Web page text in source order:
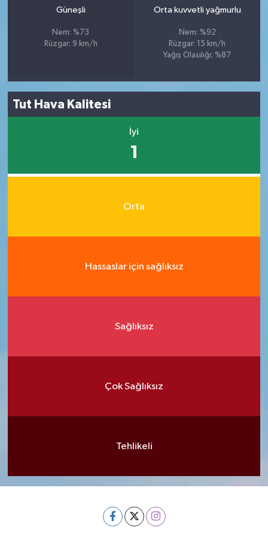
Güneşli
Nem: %73
Rüzgar: 9 km/h
Orta kuvvetli yağmurlu
Nem: %92
Rüzgar: 15 km/h
Yağış Olasılığı: %87
Tut Hava Kalitesi
İyi
1
Orta
Hassaslar için sağlıksız
Sağlıksız
Çok Sağlıksız
Tehlikeli